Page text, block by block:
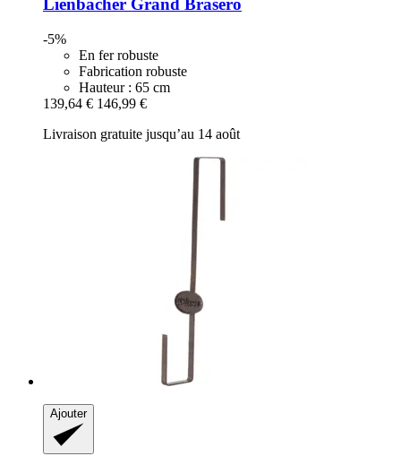
Lienbacher Grand Braséro
-5%
En fer robuste
Fabrication robuste
Hauteur : 65 cm
139,64 € 146,99 €
Livraison gratuite jusqu’au 14 août
Ajouter